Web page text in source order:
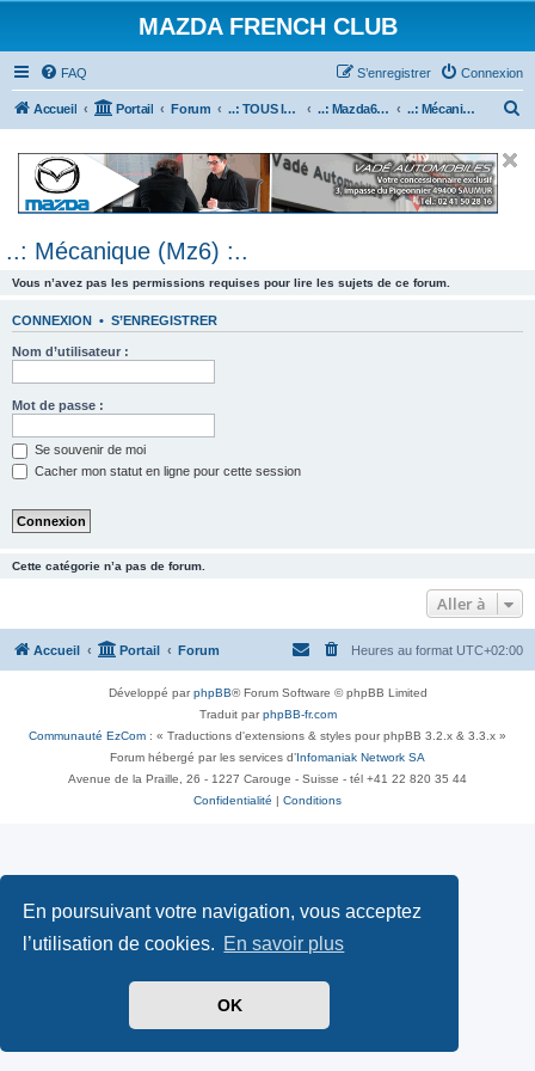
En poursuivant votre navigation, vous acceptez
l’utilisation de cookies. En savoir plus
OK
MAZDA FRENCH CLUB
FAQ Connexion
S’enregistrer
Accueil Portail Forum ..: TOUS les Véhicules MAZDA :.. ..: Mazda6 :.. ..: Mécanique (Mz6) :..
e
..: Mécanique (Mz6) :..
Vous n’avez pas les permissions requises pour lire les sujets de ce forum.
CONNEXION • S’ENREGISTRER
Nom d’utilisateur :
Mot de passe :
Se souvenir de moi
Cacher mon statut en ligne pour cette session
Cette catégorie n’a pas de forum.
Aller à
Accueil Portail Forum Heures au format UTC+02:00
Développé parphpBB® Forum Software © phpBB Limited
Traduit parphpBB-fr.com
Communauté EzCom : « Traductions d'extensions & styles pour phpBB 3.2.x & 3.3.x »
Forum hébergé par les services d’ Infomaniak Network SA
Avenue de la Praille, 26 - 1227 Carouge - Suisse - tél +41 22 820 35 44
Confidentialité
Conditions